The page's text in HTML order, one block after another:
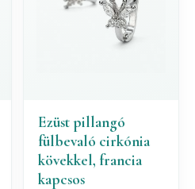
Ezüst pillangó
fülbevaló cirkónia
kövekkel, francia
kapcsos